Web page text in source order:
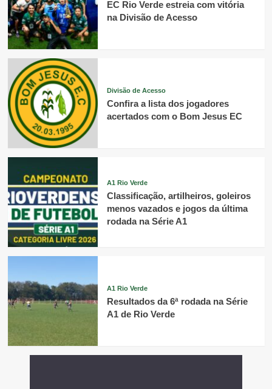
EC Rio Verde estreia com vitória
na Divisão de Acesso
Divisão de Acesso
Confira a lista dos jogadores
acertados com o Bom Jesus EC
A1 Rio Verde
Classificação, artilheiros, goleiros
menos vazados e jogos da última
rodada na Série A1
A1 Rio Verde
Resultados da 6ª rodada na Série
A1 de Rio Verde